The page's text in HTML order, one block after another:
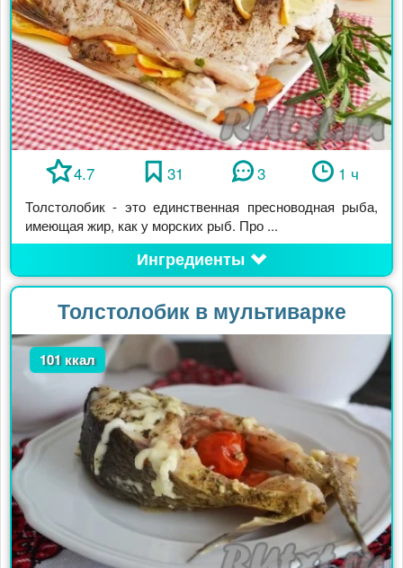
4.7 31 3 1 ч
Толстолобик - это единственная пресноводная рыба,
имеющая жир, как у морских рыб. Про ...
Ингредиенты
Толстолобик в мультиварке
101 ккал